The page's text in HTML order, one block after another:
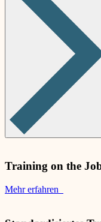
Training on the
Mehr erfahren